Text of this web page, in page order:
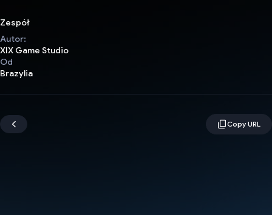
Zespół
Autor:
XIX Game Studio
Od
Brazylia